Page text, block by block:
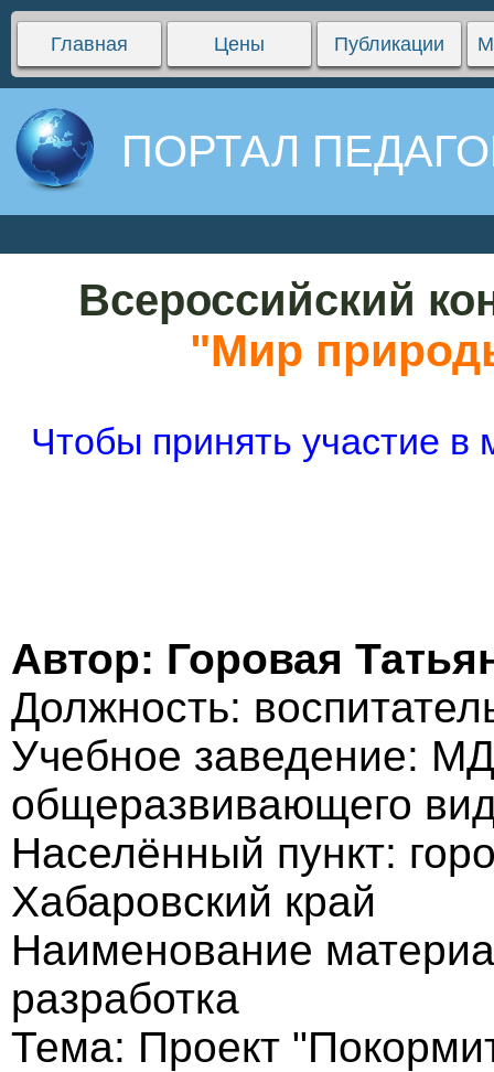
Главная Цены Публикации
ПОРТАЛ
Всероссийский
"Мир
Чтобы принять участие
Автор: Горовая
Должность:
Учебное заведение:
общеразвивающего
Населённый пункт:
Хабаровский край
Наименование
разработка
Тема: Проект